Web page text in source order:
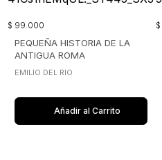
$ 99.000
PEQUEÑA HISTORIA DE LA
ANTIGUA ROMA
EMILIO DEL RIO
Añadir al Carrito
$